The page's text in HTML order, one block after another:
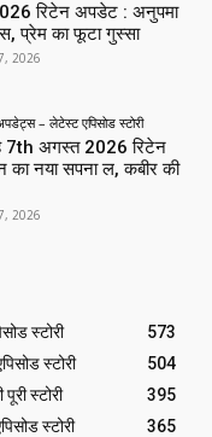
रिटेन अपडेट : अनुपमा
प्रेम का फूटा गुस्सा
2026
– लेटेस्ट एपिसोड स्टोरी
है 7th अगस्त 2026 रिटेन
का नया सपना ल, कबीर की
2026
स्टोरी
573
स्टोरी
504
स्टोरी
395
स्टोरी
365